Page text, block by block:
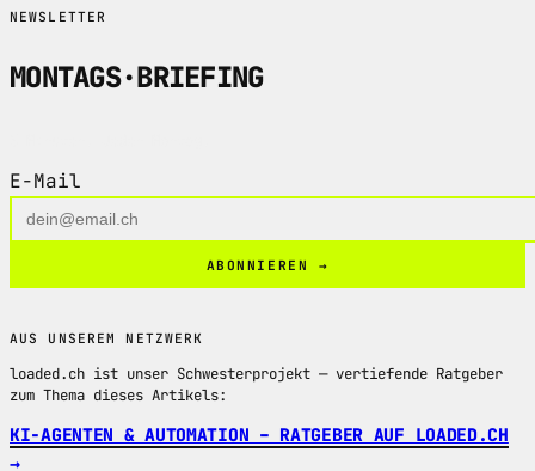
NEWSLETTER
MONTAGS·BRIEFING
E-Mail
ABONNIEREN →
AUS UNSEREM NETZWERK
loaded.ch ist unser Schwesterprojekt — vertiefende Ratgeber
zum Thema dieses Artikels:
KI-AGENTEN & AUTOMATION – RATGEBER AUF LOADED.CH
→